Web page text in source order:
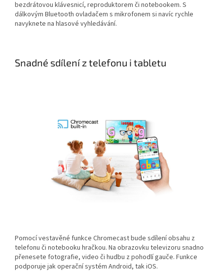
bezdrátovou klávesnicí, reproduktorem či notebookem. S
dálkovým Bluetooth ovladačem s mikrofonem si navíc rychle
navyknete na hlasové vyhledávání.
Snadné sdílení z telefonu i tabletu
Pomocí vestavěné funkce Chromecast bude sdílení obsahu z
telefonu či notebooku hračkou. Na obrazovku televizoru snadno
přenesete fotografie, video či hudbu z pohodlí gauče. Funkce
podporuje jak operační systém Android, tak iOS.